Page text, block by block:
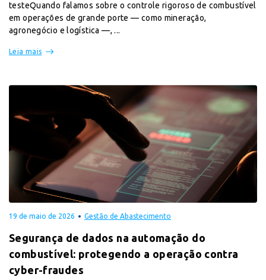
testeQuando falamos sobre o controle rigoroso de combustível
em operações de grande porte — como mineração,
agronegócio e logística —, ...
Leia mais
19 de maio de 2026 Gestão de Abastecimento
Segurança de dados na automação do
combustível: protegendo a operação contra
cyber-fraudes